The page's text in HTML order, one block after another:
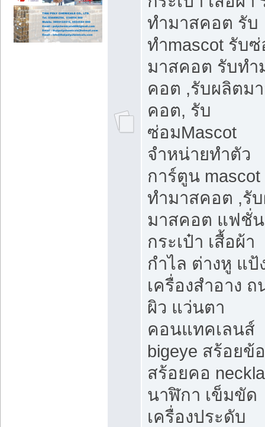
ทำมาสคอต รับ
ทำmascot รับ
มาสคอต รับทำ
คอต ,รับผลิตม
คอต, รับ
ซ่อมMascot
จำหน่ายทำตัว
การ์ตูน mascot
ทำมาสคอต ,รั
มาสคอต แฟชั่น
กระเป๋า เสื้อผ้า
กำไล ต่างหู แป้
เครื่องสำอาง
ผิว แว่นตา
คอนแทคเลนส์
bigeye สร้อยข้
สร้อยคอ
นาฬิกา เข็มขัด
เครื่องประดับ